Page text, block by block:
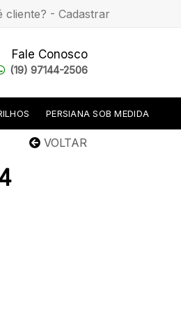
cliente? - Cadastrar
Fale Conosco
(19) 97144-2506
PERSIANA SOB MEDIDA
VOLTAR